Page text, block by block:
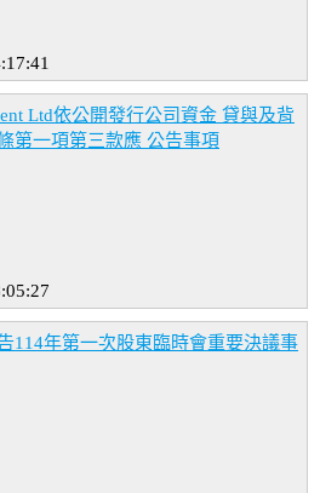
Ltd依公開發行公司資金 貸與及背
第一項第三款應 公告事項
114年第一次股東臨時會重要決議事